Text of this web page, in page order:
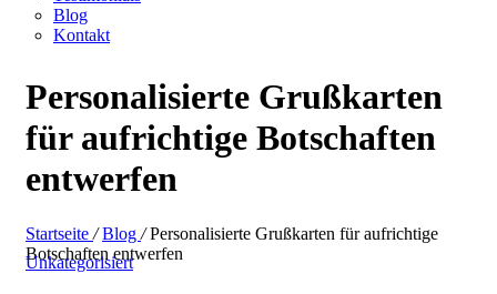
Blog
Kontakt
Personalisierte Grußkarten
für aufrichtige Botschaften
entwerfen
Startseite /Blog /Personalisierte Grußkarten für aufrichtige
Botschaften entwerfen
Unkategorisiert